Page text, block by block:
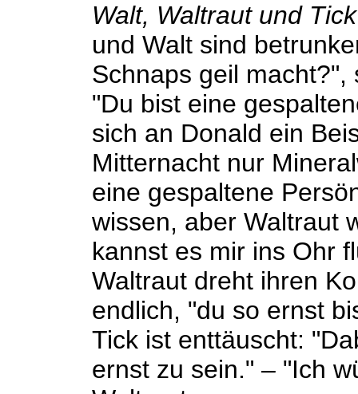
Walt, Waltraut und
und Walt sind
Schnaps geil
"Du bist eine
sich an Donald ein
Mitternacht nur
eine gespaltene
wissen, aber Waltraut
kannst es mir ins Ohr
Waltraut dreht ihren
endlich, "du so ernst
Tick ist enttäuscht:
ernst zu sein." – "Ich